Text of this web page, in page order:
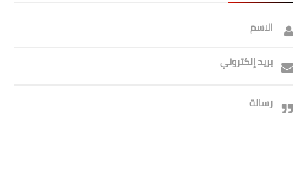
الاسم
بريد إلكتروني
رسالة